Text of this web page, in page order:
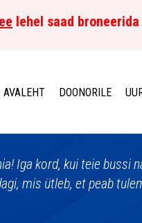
lehel saad
AVALEHT DOONORILE
Iga kord, kui teie bussi
mis ütleb, et peab